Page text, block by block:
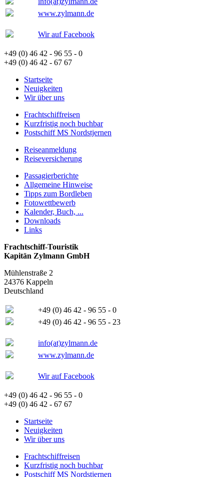
www.zylmann.de
Wir auf Facebook
+49 (0) 46 42 - 96 55 - 0
+49 (0) 46 42 - 67 67
Startseite
Neuigkeiten
Wir über uns
Frachtschiffreisen
Kurzfristig noch buchbar
Postschiff MS Nordstjernen
Reiseanmeldung
Reiseversicherung
Passagierberichte
Allgemeine Hinweise
Tipps zum Bordleben
Fotowettbewerb
Kalender, Buch, ...
Downloads
Links
Frachtschiff-Touristik
Kapitän Zylmann GmbH
Mühlenstraße 2
24376 Kappeln
Deutschland
+49 (0) 46 42 - 96 55 - 0
+49 (0) 46 42 - 96 55 - 23
info(at)zylmann.de
www.zylmann.de
Wir auf Facebook
+49 (0) 46 42 - 96 55 - 0
+49 (0) 46 42 - 67 67
Startseite
Neuigkeiten
Wir über uns
Frachtschiffreisen
Kurzfristig noch buchbar
Postschiff MS Nordstjernen